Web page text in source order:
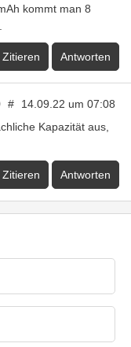
kommt man 8
Zitieren Antworten
# 14.09.22 um 07:08
Kapazität aus,
Zitieren Antworten